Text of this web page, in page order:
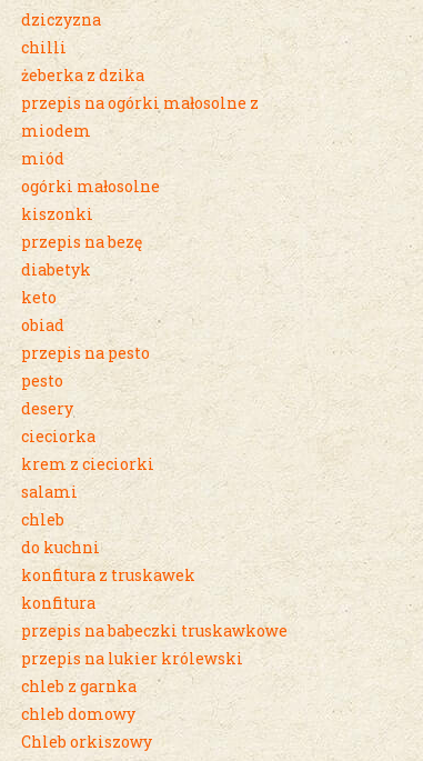
dziczyzna
chilli
żeberka z dzika
przepis na ogórki małosolne z
miodem
miód
ogórki małosolne
kiszonki
przepis na bezę
diabetyk
keto
obiad
przepis na pesto
pesto
desery
cieciorka
krem z cieciorki
salami
chleb
do kuchni
konfitura z truskawek
konfitura
przepis na babeczki truskawkowe
przepis na lukier królewski
chleb z garnka
chleb domowy
Chleb orkiszowy